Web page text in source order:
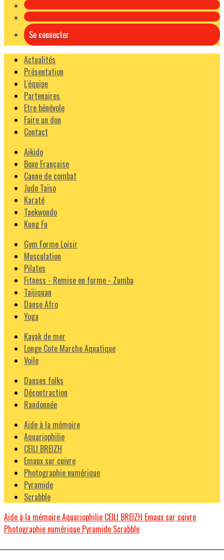
Se connecter
Actualités
Présentation
L'équipe
Partenaires
Etre bénévole
Faire un don
Contact
Aikido
Boxe Française
Canne de combat
Judo Taïso
Karaté
Taekwondo
Kung Fu
Gym Forme Loisir
Musculation
Pilates
Fitness - Remise en forme - Zumba
Taïjiquan
Danse Afro
Yoga
Kayak de mer
Longe Cote Marche Aquatique
Voile
Danses folks
Décontraction
Randonnée
Aide à la mémoire
Aquariophilie
CEILI BREIZH
Emaux sur cuivre
Photographie numérique
Pyramide
Scrabble
Aide à la mémoireAquariophilie CEILI BREIZH Emaux sur cuivre
Photographie numérique Pyramide Scrabble